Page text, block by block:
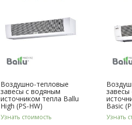
Воздушно-тепловые
завесы с водяным
источником тепла Ballu
High (PS-HW)
Узнать стоимость
Basic
Узнать